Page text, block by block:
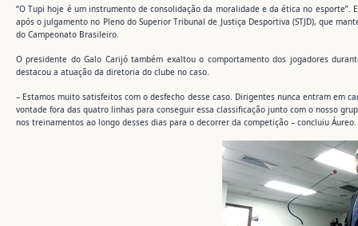
“O Tupi hoje é um instrumento de consolidação da moralidade e da ética no
após o julgamento no Pleno do Superior Tribunal de Justiça Desportiva (STJD), que
do Campeonato Brasileiro.
O presidente do Galo Carijó também exaltou o comportamento dos jogadores
destacou a atuação da diretoria do clube no caso.
– Estamos muito satisfeitos com o desfecho desse caso. Dirigentes nunca entram em
vontade fora das quatro linhas para conseguir essa classificação junto com o nosso
nos treinamentos ao longo desses dias para o decorrer da competição – concluiu Áureo.